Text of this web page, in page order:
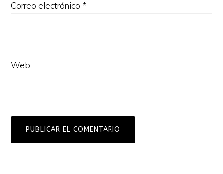
Correo electrónico *
Web